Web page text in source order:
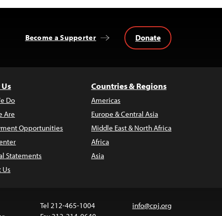
Become a Supporter Donate
Do
Are
Opportunities
Statements
Us
Countries & Regions
Americas
Europe & Central Asia
Middle East & North Africa
Africa
Asia
Tel 212-465-1004
info@cpj.org